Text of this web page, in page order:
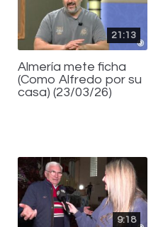
21:13
Almería mete ficha
(Como Alfredo por su
casa) (23/03/26)
9:18